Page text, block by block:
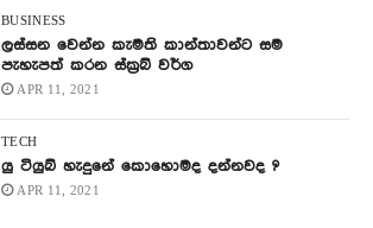
BUSINESS
ලස්සන වෙන්න කැමති කාන්තාවන්ට සම
පැහැපත් කරන ස්ක්‍රබ් වර්ග
APR 11, 2021
TECH
යු ටියුබ් හැදුනේ කොහොමද දන්නවද ?
APR 11, 2021